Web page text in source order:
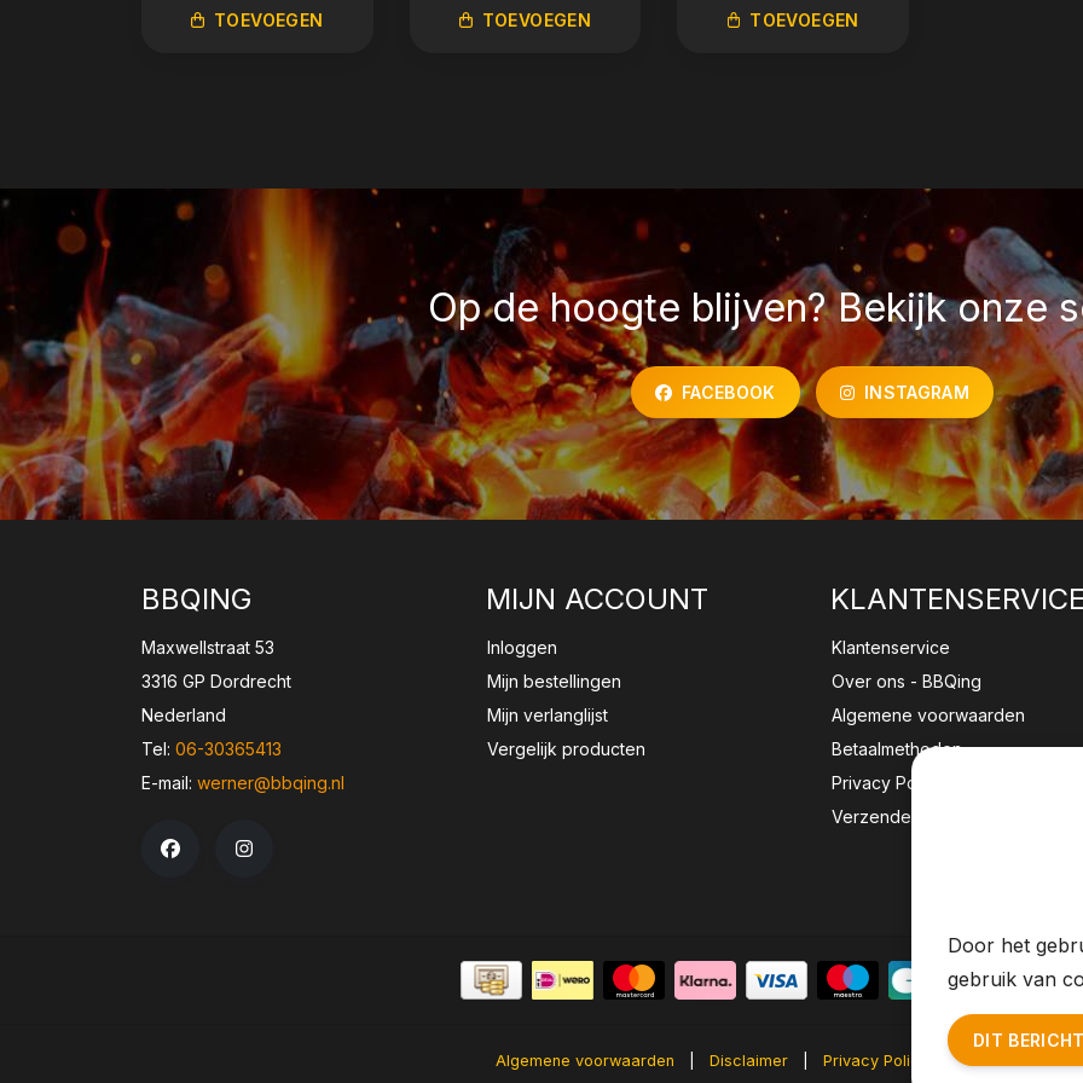
TOEVOEGEN TOEVOEGEN TOEVOEGEN
Op de hoogte blijven? Bekijk onze
FACEBOOK INSTAGRAM
BBQING
Maxwellstraat 53
3316 GP Dordrecht
Nederland
Tel: 06-30365413
E-mail: werner@bbqing.nl
MIJN ACCOUNT
Inloggen
Mijn bestellingen
Mijn verlanglijst
Vergelijk producten
KLANTENSERVICE
Klantenservice
Over ons - BBQing
Algemene voorwaarden
Betaalmethoden
Privacy Policy
Verzenden & retourneren
Algemene voorwaarden Disclaimer Privacy Policy Sitemap
Door het
gebruik van
DIT